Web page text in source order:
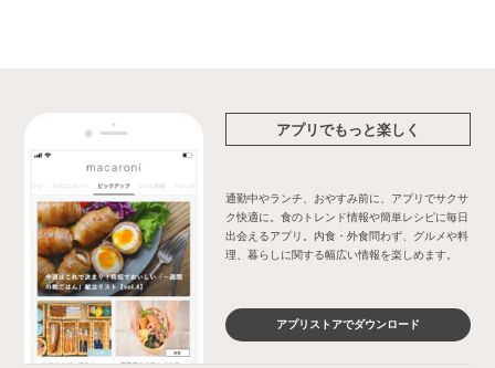
アプリでもっと楽しく
通勤中やランチ、おやすみ前に、アプリでサクサ
ク快適に。食のトレンド情報や簡単レシピに毎日
出会えるアプリ。内食・外食問わず、グルメや料
理、暮らしに関する幅広い情報を楽しめます。
アプリストアでダウンロード